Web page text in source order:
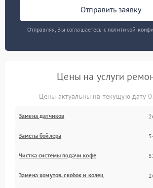
Отправить заявку
Отправляя, Вы соглашаетесь с политикой
Цены на услуги
Цены актуальны на текущую дату
Замена датчиков
Замена бойлера
Чистка системы подачи кофе
Замена хомутов, скобок и колец